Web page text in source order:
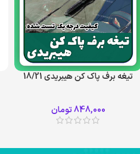
تيغه برف پاک کن هیبریدی 18/21
848,000تومان